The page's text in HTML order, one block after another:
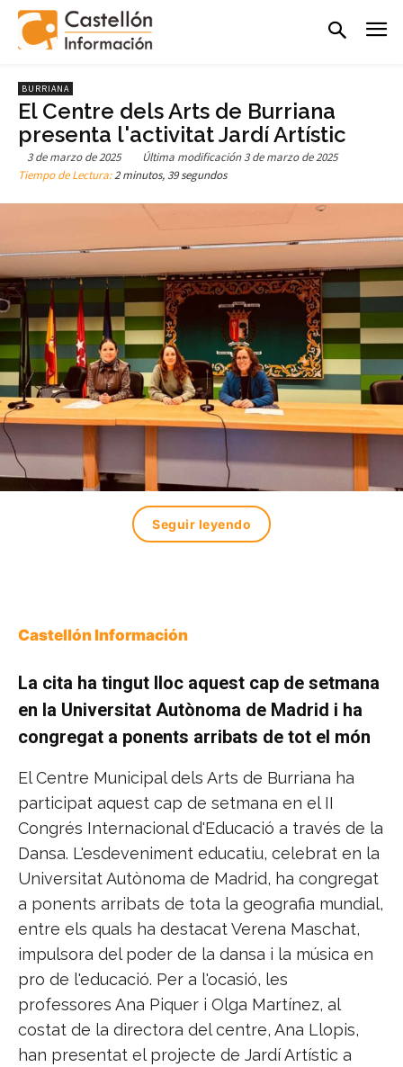
BURRIANA
El Centre dels Arts de Burriana
presenta l'activitat Jardí Artístic
3 de marzo de 2025 Última modificación 3 de marzo de 2025
Tiempo de Lectura:2 minutos, 39 segundos
Seguir leyendo
Castellón Información
La cita ha tingut lloc aquest cap de setmana
en la Universitat Autònoma de Madrid i ha
congregat a ponents arribats de tot el món
El Centre Municipal dels Arts de Burriana ha
participat aquest cap de setmana en el II
Congrés Internacional d'Educació a través de la
Dansa. L'esdeveniment educatiu, celebrat en la
Universitat Autònoma de Madrid, ha congregat
a ponents arribats de tota la geografia mundial,
entre els quals ha destacat Verena Maschat,
impulsora del poder de la dansa i la música en
pro de l'educació. Per a l'ocasió, les
professores Ana Piquer i Olga Martínez, al
costat de la directora del centre, Ana Llopis,
han presentat el projecte de Jardí Artístic a